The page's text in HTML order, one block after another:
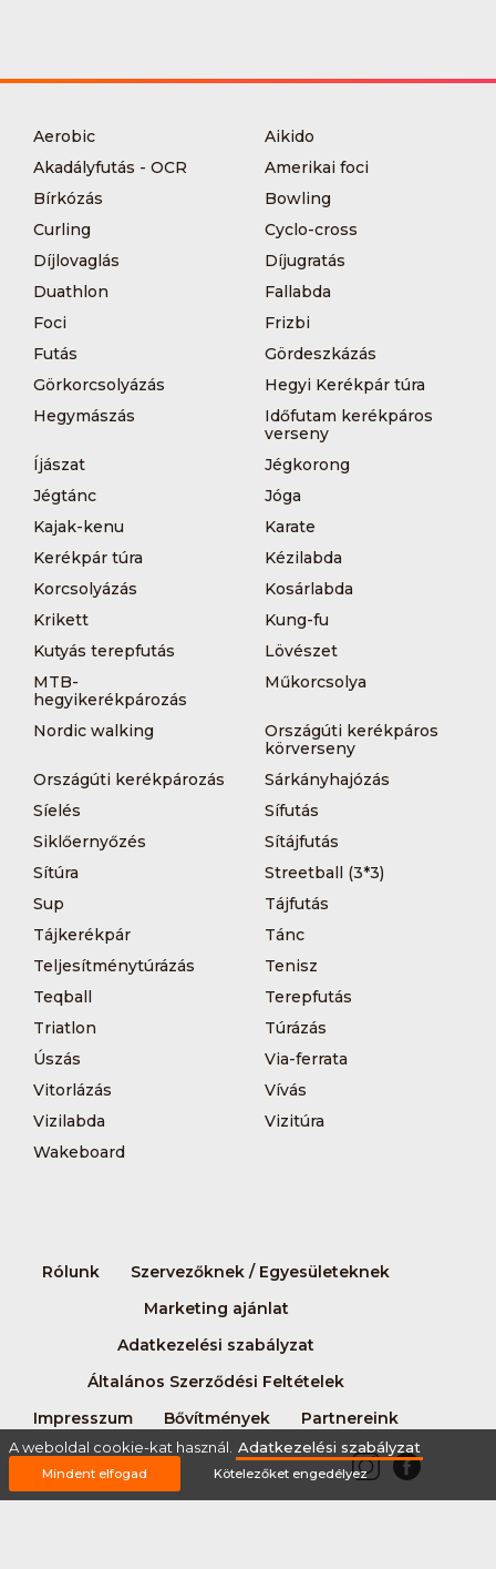
Aerobic
Aikido
Akadályfutás - OCR
Amerikai foci
Bírkózás
Bowling
Curling
Cyclo-cross
Díjlovaglás
Díjugratás
Duathlon
Fallabda
Foci
Frizbi
Futás
Gördeszkázás
Görkorcsolyázás
Hegyi Kerékpár túra
Hegymászás
Időfutam kerékpáros
verseny
Íjászat
Jégkorong
Jégtánc
Jóga
Kajak-kenu
Karate
Kerékpár túra
Kézilabda
Korcsolyázás
Kosárlabda
Krikett
Kung-fu
Kutyás terepfutás
Lövészet
MTB-
hegyikerékpározás
Műkorcsolya
Nordic walking
Országúti kerékpáros
körverseny
Országúti kerékpározás
Sárkányhajózás
Síelés
Sífutás
Siklőernyőzés
Sítájfutás
Sítúra
Streetball (3*3)
Sup
Tájfutás
Tájkerékpár
Tánc
Teljesítménytúrázás
Tenisz
Teqball
Terepfutás
Triatlon
Túrázás
Úszás
Via-ferrata
Vitorlázás
Vívás
Vizilabda
Vizitúra
Wakeboard
Rólunk
Szervezőknek / Egyesületeknek
Marketing ajánlat
Adatkezelési szabályzat
Általános Szerződési Feltételek
Impresszum
Bővítmények Partnereink
A weboldal cookie-kat használ. Adatkezelési szabályzat
Mindent elfogad Kötelezőket engedélyez